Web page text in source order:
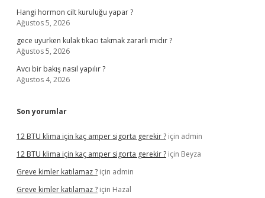
Hangi hormon cilt kuruluğu yapar ?
Ağustos 5, 2026
gece uyurken kulak tıkacı takmak zararlı mıdır ?
Ağustos 5, 2026
Avcı bir bakış nasıl yapılır ?
Ağustos 4, 2026
Son yorumlar
12 BTU klima için kaç amper sigorta gerekir ? için admin
12 BTU klima için kaç amper sigorta gerekir ? için Beyza
Greve kimler katılamaz ? için admin
Greve kimler katılamaz ? için Hazal